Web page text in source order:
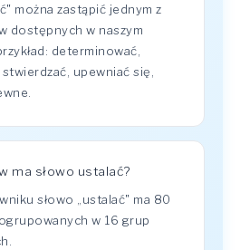
można zastąpić jednym z
dostępnych w naszym
determinować,
upewniać się,
ma słowo ustalać?
słowo „ustalać" ma 80
w 16 grup